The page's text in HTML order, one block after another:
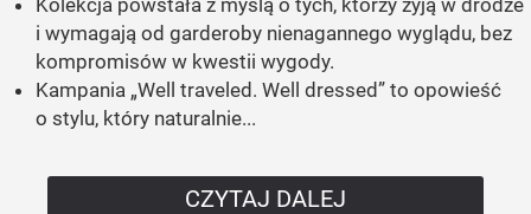
i wymagają od garderoby nienagannego wyglądu, bez
kompromisów w kwestii wygody.
Kampania „Well traveled. Well dressed” to opowieść
o stylu, który naturalnie...
CZYTAJ DALEJ